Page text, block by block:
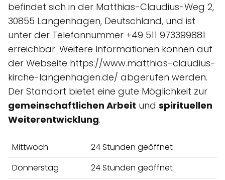
befindet sich in der Matthias-Claudius-Weg 2,
30855 Langenhagen, Deutschland, und ist
unter der Telefonnummer +49 511 973399881
erreichbar. Weitere Informationen können auf
der Webseite https://www.matthias-claudius-
kirche-langenhagen.de/ abgerufen werden.
Der Standort bietet eine gute Möglichkeit zur
gemeinschaftlichen Arbeit und spirituellen
Weiterentwicklung.
Mittwoch
24 Stunden geöffnet
Donnerstag
24 Stunden geöffnet